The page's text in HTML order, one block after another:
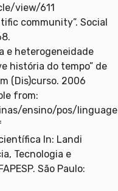
view/611
community”. Social
e heterogeneidade
história do tempo” de
(Dis)curso. 2006
from:
ensino/pos/
In: Landi
Tecnologia e
São Paulo: